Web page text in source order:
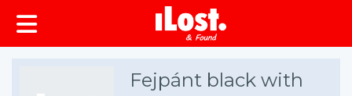
Fejpánt black with